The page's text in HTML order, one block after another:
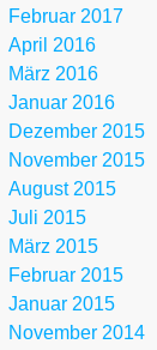
Februar 2017
April 2016
März 2016
Januar 2016
Dezember 2015
November 2015
August 2015
Juli 2015
März 2015
Februar 2015
Januar 2015
November 2014